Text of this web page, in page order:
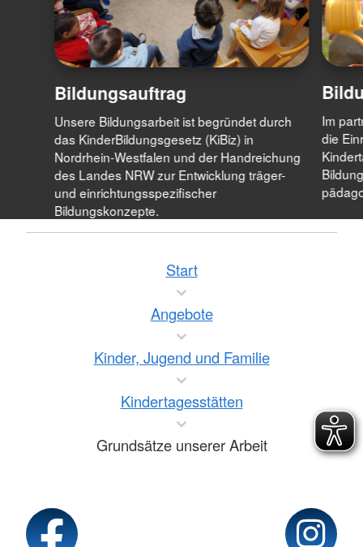
Bildungsauftrag
Unsere Bildungsarbeit ist begründet durch
das KinderBildungsgesetz (KiBiz) in
Nordrhein-Westfalen und der Handreichung
des Landes NRW zur Entwicklung träger-
und einrichtungsspezifischer
Bildungskonzepte.
Im
die
Start
Angebote
Kinder, Jugend und Familie
Kindertagesstätten
Grundsätze unserer Arbeit